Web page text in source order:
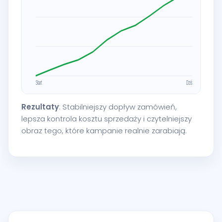
Rezultaty: Stabilniejszy dopływ zamówień,
lepsza kontrola kosztu sprzedaży i czytelniejszy
obraz tego, które kampanie realnie zarabiają.